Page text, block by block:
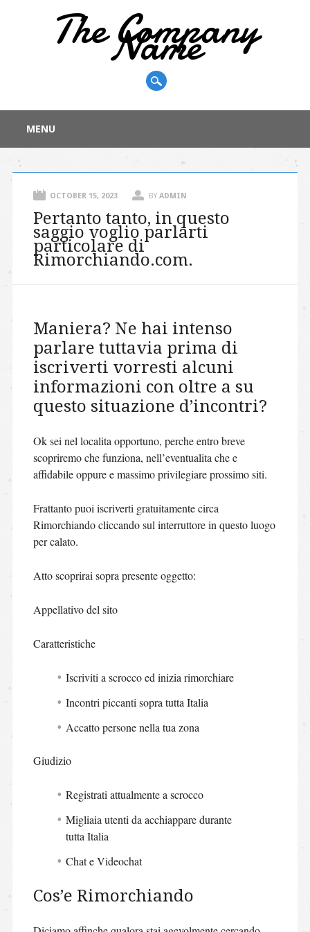
The Company
Name
Main menu
content
MENU
OCTOBER 15, 2023 BY ADMIN
Pertanto tanto, in questo
saggio voglio parlarti
particolare di
Rimorchiando.com.
Maniera? Ne hai intenso
parlare tuttavia prima di
iscriverti vorresti alcuni
informazioni con oltre a su
questo situazione d’incontri?
Ok sei nel localita opportuno, perche entro breve
scopriremo che funziona, nell’eventualita che e
affidabile oppure e massimo privilegiare prossimo siti.
Frattanto puoi iscriverti gratuitamente circa
Rimorchiando cliccando sul interruttore in questo luogo
per calato.
Atto scoprirai sopra presente oggetto:
Appellativo del sito
Caratteristiche
Iscriviti a scrocco ed inizia rimorchiare
Incontri piccanti sopra tutta Italia
Accatto persone nella tua zona
Giudizio
Registrati attualmente a scrocco
Migliaia utenti da acchiappare durante
tutta Italia
Chat e Videochat
Cos’e Rimorchiando